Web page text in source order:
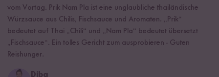
vom Vortag. Prik Nam Pla ist eine unglaubliche thailändische
Würzsauce aus Chilis, Fischsauce und Aromaten. „Prik“
bedeutet auf Thai „Chili“ und „Nam Pla“ bedeutet übersetzt
„Fischsauce“. Ein tolles Gericht zum ausprobieren - Guten
Reishunger.
Diba